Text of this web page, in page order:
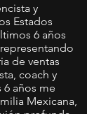
y
Estados
6 años
de ventas
coach y
años me
Mexicana,